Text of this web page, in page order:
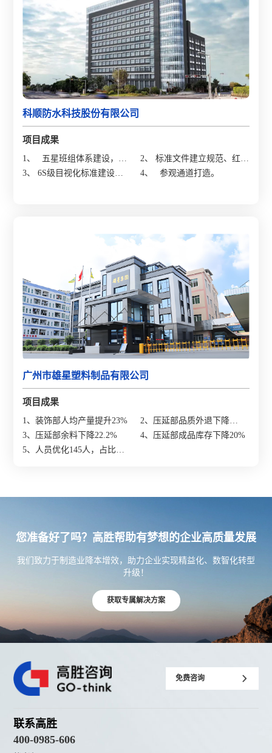
科顺防水科技股份有限公司
项目成果
1、
五星班组体系建设，班
组长综合测评达到一星标
2、 标准文件建立规范、红牌
作战关闭率提升；
3、 6S级目视化标准建设、
4、 参观通道打造。
广州市雄星塑料制品有限公司
项目成果
1、装饰部人均产量提升23%
2、压延部品质外退下降
24.6%
3、压延部余料下降22.2%
4、压延部成品库存下降20%
5、人员优化145人，占比
您准备好了吗？高胜帮助有梦想的企业高质量发展
我们致力于制造业降本增效，助力企业实现精益化、数智化转型
升级！
获取专属解决方案
免费咨询
联系高胜
400-0985-606